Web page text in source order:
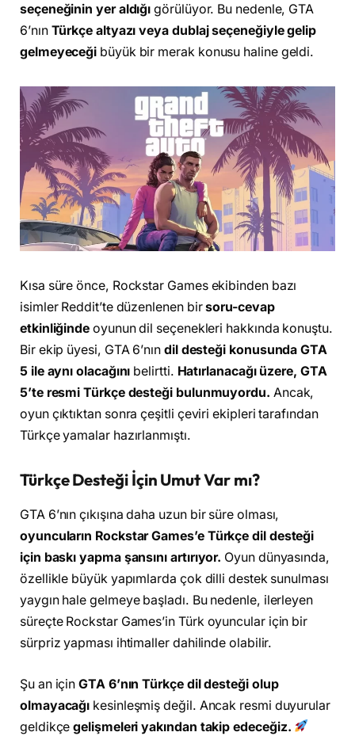
seçeneğinin yer aldığı görülüyor. Bu nedenle, GTA
6’nın Türkçe altyazı veya dublaj seçeneğiyle gelip
gelmeyeceği büyük bir merak konusu haline geldi.
Kısa süre önce, Rockstar Games ekibinden bazı
isimler Reddit’te düzenlenen birsoru-cevap
etkinliğinde oyunun dil seçenekleri hakkında konuştu.
Bir ekip üyesi, GTA 6’nın dil desteği konusunda GTA
5 ile aynı olacağını belirtti. Hatırlanacağı üzere, GTA
5’te resmi Türkçe desteği bulunmuyordu. Ancak,
oyun çıktıktan sonra çeşitli çeviri ekipleri tarafından
Türkçe yamalar hazırlanmıştı.
Türkçe Desteği İçin Umut Var mı?
GTA 6’nın çıkışına daha uzun bir süre olması,
oyuncuların Rockstar Games’e Türkçe dil desteği
için baskı yapma şansını artırıyor. Oyun dünyasında,
özellikle büyük yapımlarda çok dilli destek sunulması
yaygın hale gelmeye başladı. Bu nedenle, ilerleyen
süreçte Rockstar Games’in Türk oyuncular için bir
sürpriz yapması ihtimaller dahilinde olabilir.
Şu an içinGTA 6’nın Türkçe dil desteği olup
olmayacağı kesinleşmiş değil. Ancak resmi duyurular
geldikçegelişmeleri yakından takip edeceğiz.